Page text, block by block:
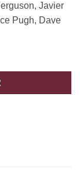
Javier
Pugh, Dave